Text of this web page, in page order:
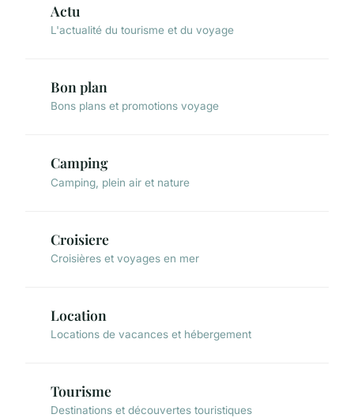
Actu
L'actualité du tourisme et du voyage
Bon plan
Bons plans et promotions voyage
Camping
Camping, plein air et nature
Croisiere
Croisières et voyages en mer
Location
Locations de vacances et hébergement
Tourisme
Destinations et découvertes touristiques